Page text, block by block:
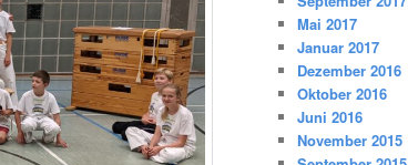
Mai 2017
Januar 2017
Dezember 2016
Oktober 2016
Juni 2016
November 2015